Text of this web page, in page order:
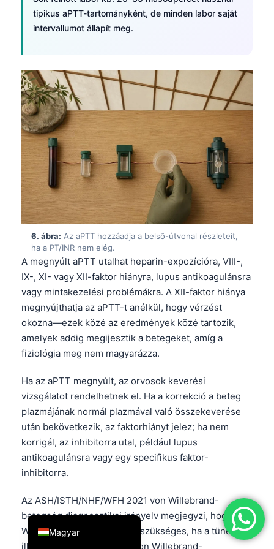
tipikus aPTT-tartományként, de minden labor saját
intervallumot állapít meg.
6. ábra: Az aPTT hozzáadja a belső-útvonal részleteit,
ha a PT/INR nem elég.
A megnyúlt aPTT utalhat heparin-expozícióra, VIII-,
IX-, XI- vagy XII-faktor hiányra, lupus antikoagulánsra
vagy mintakezelési problémákra. A XII-faktor hiánya
megnyújthatja az aPTT-t anélkül, hogy vérzést
okozna—ezek közé az eredmények közé tartozik,
amelyek addig megijesztik a betegeket, amíg a
fiziológia meg nem magyarázza.
Ha az aPTT megnyúlt, az orvosok keverési
vizsgálatot rendelhetnek el. Ha a korrekció a beteg
plazmájának normál plazmával való összekeverése
után bekövetkezik, az faktorhiányt jelez; ha nem
korrigál, az inhibitorra utal, például lupus
antikoagulánsra vagy egy specifikus faktor-
inhibitorra.
Az ASH/ISTH/NHF/WFH 2021 von Willebrand-
betegség diagnosztikai irányelv megjegyzi, hogy von
Willebrand-faktor vizsgálat szükséges, ha a tünetek
illeszkednek, mert enyhe von Willebrand-
Magyar
English
العربية
Français
עִבְרִית
Italiano
Español
Ελληνικά
Türkçe
Română
简体中文
فارسی
Български
Nederlands
हिन्दी
Bahasa Indonesia
Հայերեն
Íslenska
Српски језик
Svenska
Eesti